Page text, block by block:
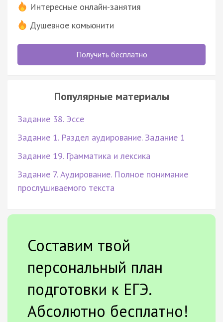
Интересные онлайн-занятия
Душевное комьюнити
Получить бесплатно
Популярные материалы
Задание 38. Эссе
Задание 1. Раздел аудирование. Задание 1
Задание 19. Грамматика и лексика
Задание 7. Аудирование. Полное понимание
прослушиваемого текста
Составим твой
персональный план
подготовки к ЕГЭ.
Абсолютно бесплатно!